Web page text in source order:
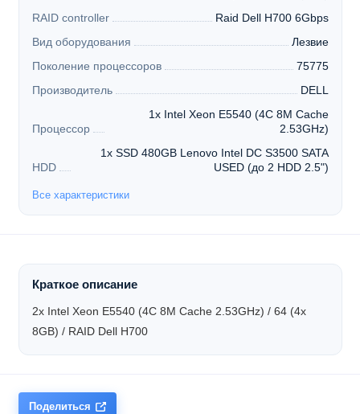
RAID controller
Raid Dell H700 6Gbps
Вид оборудования
Лезвие
Поколение процессоров
75775
Производитель
DELL
Процессор
1x Intel Xeon E5540 (4C 8M Cache
2.53GHz)
HDD
1x SSD 480GB Lenovo Intel DC S3500 SATA
USED (до 2 HDD 2.5")
Все характеристики
Краткое описание
2x Intel Xeon E5540 (4C 8M Cache 2.53GHz) / 64 (4x
8GB) / RAID Dell H700
Поделиться